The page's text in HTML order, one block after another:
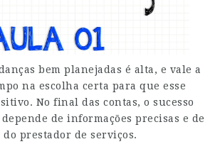
bem planejadas é alta, e vale a
na escolha certa para que esse
No final das contas, o sucesso
de informações precisas e de
do prestador de serviços.